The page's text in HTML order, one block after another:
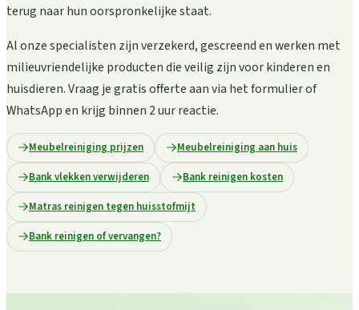
terug naar hun oorspronkelijke staat.
Al onze specialisten zijn verzekerd, gescreend en werken met
milieuvriendelijke producten die veilig zijn voor kinderen en
huisdieren. Vraag je gratis offerte aan via het formulier of
WhatsApp en krijg binnen 2 uur reactie.
Meubelreiniging prijzen Meubelreiniging aan huis
Bank vlekken verwijderen Bank reinigen kosten
Matras reinigen tegen huisstofmijt
Bank reinigen of vervangen?